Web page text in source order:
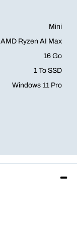
Mini
AMD Ryzen AI Max
16 Go
1 To SSD
Windows 11 Pro